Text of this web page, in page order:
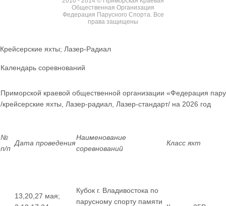
Общественная Организация
Федерация Парусного Спорта. Все
права защищены
Крейсерские яхты; Лазер-Радиал
Календарь соревнований
Приморской краевой общественной организации «Федерация
/крейсерские яхты, Лазер-радиал, Лазер-стандарт/ на 2026 год
№
п/п
Дата проведения
Наименование
соревнований
Класс яхт
13,20,27 мая;
Кубок г. Владивостока по
парусному спорту памяти